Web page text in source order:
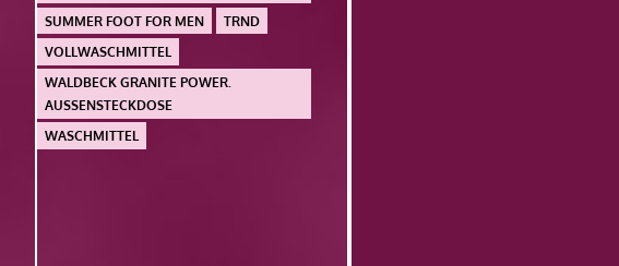
SUMMER FOOT FOR MEN
TRND
VOLLWASCHMITTEL
WALDBECK GRANITE POWER.
AUSSENSTECKDOSE
WASCHMITTEL